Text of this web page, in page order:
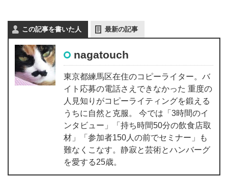
この記事を書いた人 最新の記事
nagatouch
東京都練馬区在住のコピーライター。バ
イト応募の電話さえできなかった 重度の
人見知りがコピーライティングを鍛える
うちに自然と克服。 今では「3時間のイ
ンタビュー」「持ち時間50分の飲食店取
材」「参加者150人の前でセミナー」も
難なくこなす。静寂と芸術とハンバーグ
を愛する25歳。